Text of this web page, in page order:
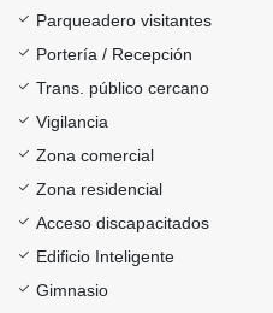
Parqueadero visitantes
Portería / Recepción
Trans. público cercano
Vigilancia
Zona comercial
Zona residencial
Acceso discapacitados
Edificio Inteligente
Gimnasio